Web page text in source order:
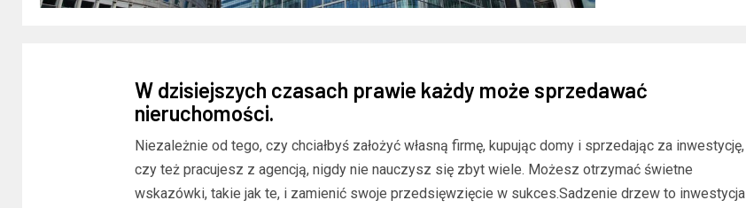
W dzisiejszych czasach prawie każdy może sprzedawać
nieruchomości.
Niezależnie od tego, czy chciałbyś założyć własną firmę, kupując domy i sprzedając za inwestycję,
czy też pracujesz z agencją, nigdy nie nauczysz się zbyt wiele. Możesz otrzymać świetne
wskazówki, takie jak te, i zamienić swoje przedsięwzięcie w sukces.Sadzenie drzew to inwestycja